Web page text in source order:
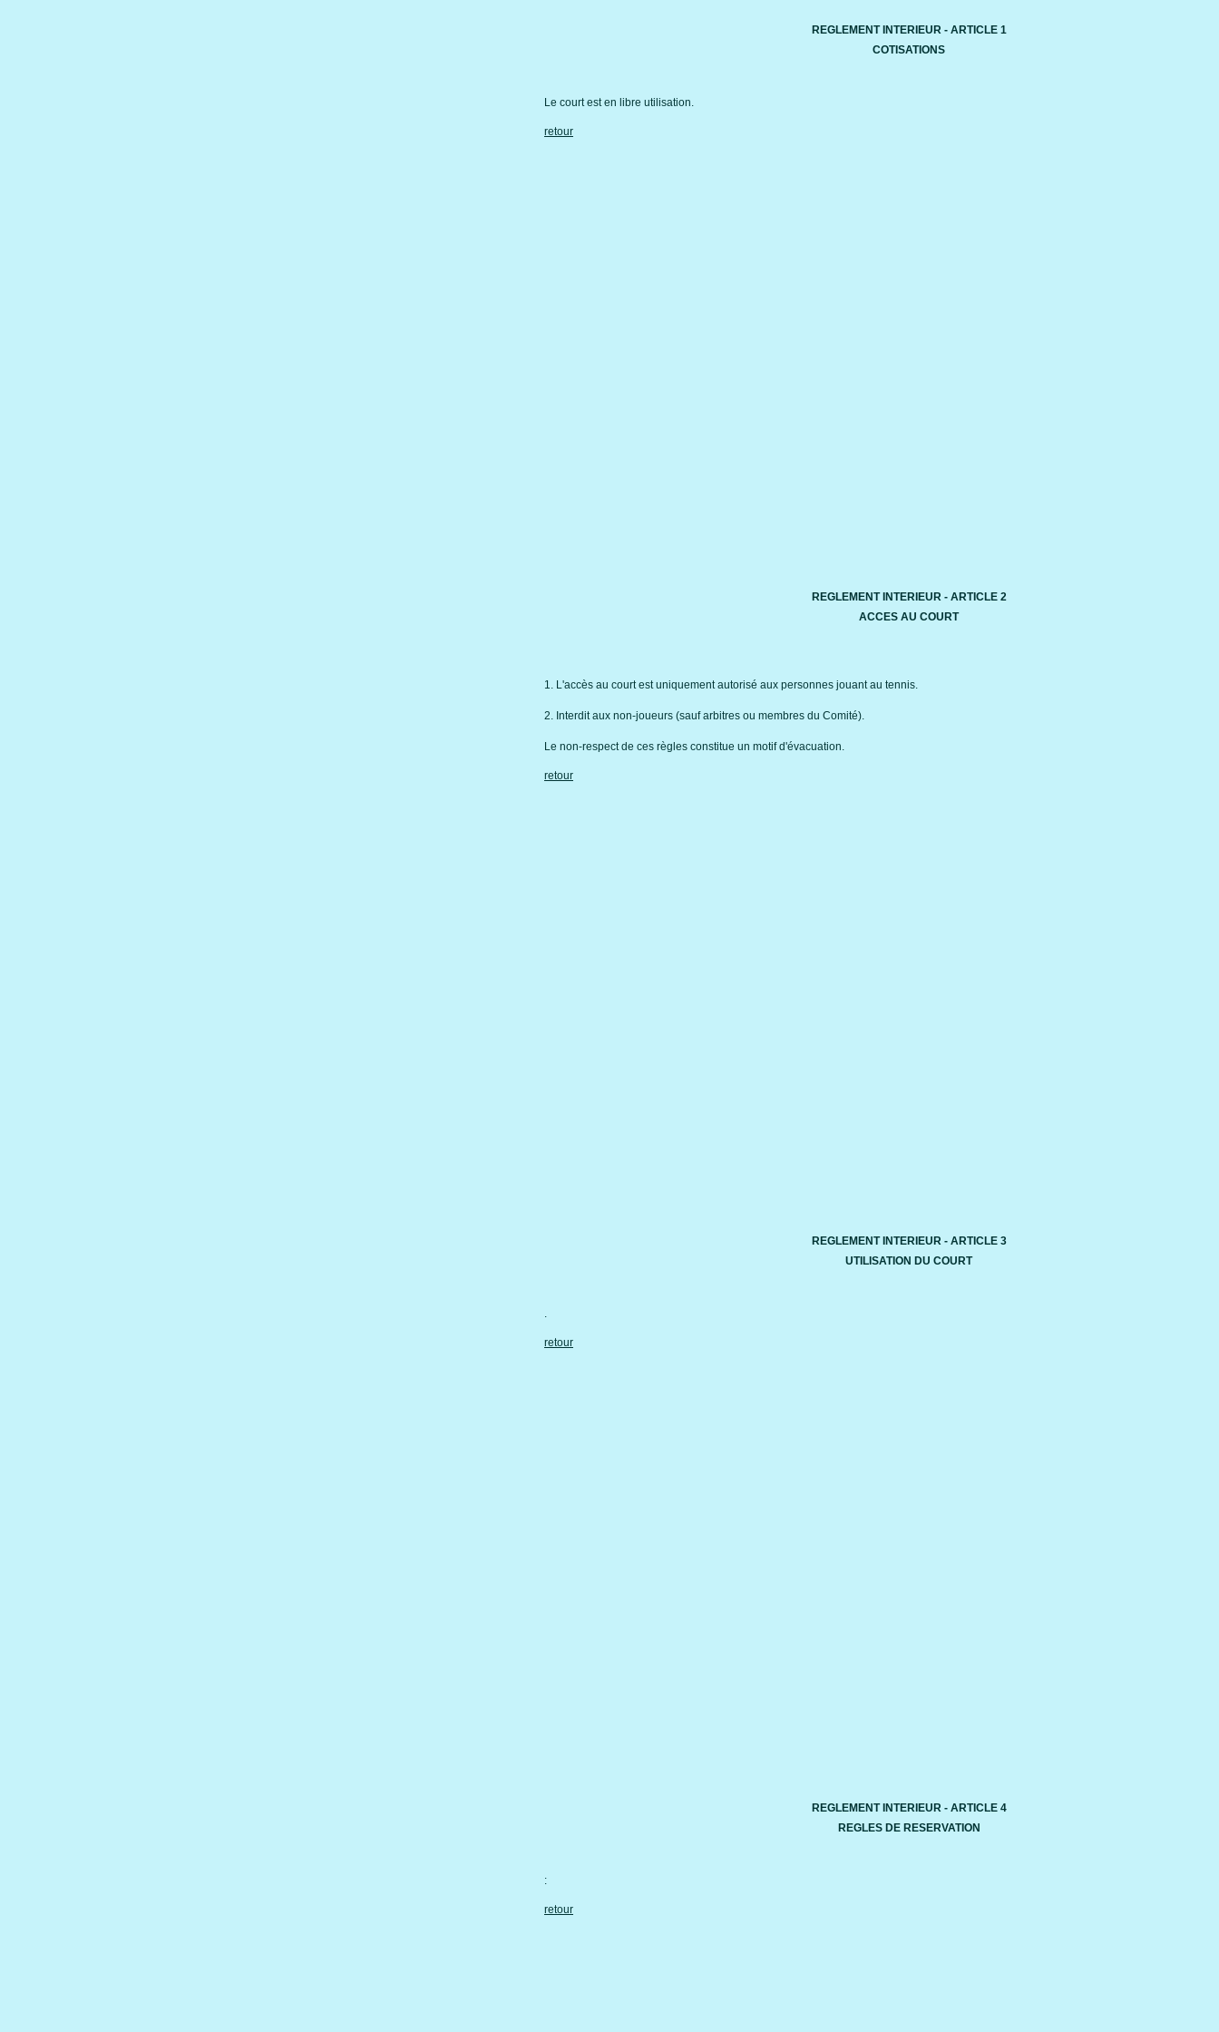
REGLEMENT INTERIEUR - ARTICLE 1
COTISATIONS
Le court est en libre utilisation.
retour
REGLEMENT INTERIEUR - ARTICLE 2
ACCES AU COURT
1. L'accès au court est uniquement autorisé aux personnes jouant au tennis.
2. Interdit aux non-joueurs (sauf arbitres ou membres du Comité).
Le non-respect de ces règles constitue un motif d'évacuation.
retour
REGLEMENT INTERIEUR - ARTICLE 3
UTILISATION DU COURT
.
retour
REGLEMENT INTERIEUR - ARTICLE 4
REGLES DE RESERVATION
:
retour